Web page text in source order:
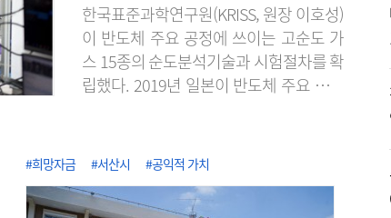
한국표준과학연구원(KRISS, 원장 이호성)
이 반도체 주요 공정에 쓰이는 고순도 가
스 15종의 순도분석기술과 시험절차를 확
립했다. 2019년 일본이 반도체 주요 소재
서 반도체 소재의 국산화와 공급망 다변화
수소 품질평가 서비스를 시작한 이래, 단
#희망자금 #서산시 #공익적 가치